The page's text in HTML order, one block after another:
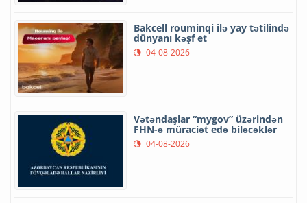
Bakcell rouminqi ilə yay tətilində
dünyanı kəşf et
04-08-2026
Vətəndaşlar “mygov” üzərindən
FHN-ə müraciət edə biləcəklər
04-08-2026